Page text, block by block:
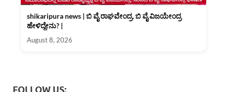
shikaripura news | ಬಿ ವೈ ರಾಘವೇಂದ್ರ, ಬಿ ವೈ ವಿಜಯೇಂದ್ರ
ಹೇಳಿದ್ದೇನು? |
August 8, 2026
FOLLOW US: